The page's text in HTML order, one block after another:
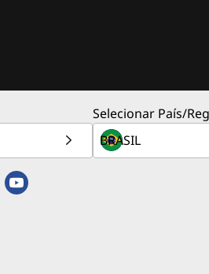
Selecionar País/